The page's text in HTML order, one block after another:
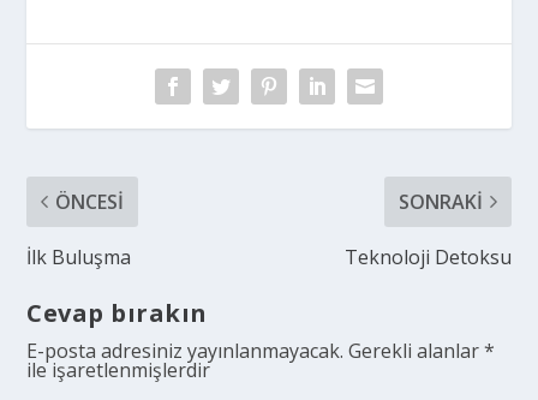
ÖNCESI
İlk Buluşma
SONRAKI
Teknoloji Detoksu
Cevap bırakın
E-posta adresiniz yayınlanmayacak. Gerekli alanlar*
ile işaretlenmişlerdir